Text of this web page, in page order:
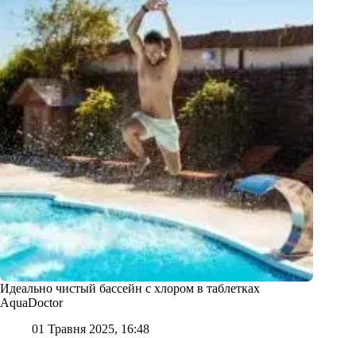
Идеально чистый бассейн с хлором в таблетках
AquaDoctor
01 Травня 2025, 16:48